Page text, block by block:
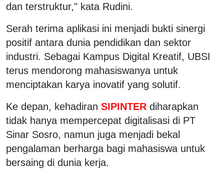
dan terstruktur," kata Rudini.
Serah terima aplikasi ini menjadi bukti sinergi
positif antara dunia pendidikan dan sektor
industri. Sebagai Kampus Digital Kreatif, UBSI
terus mendorong mahasiswanya untuk
menciptakan karya inovatif yang solutif.
Ke depan, kehadiran SIPINTER diharapkan
tidak hanya mempercepat digitalisasi di PT
Sinar Sosro, namun juga menjadi bekal
pengalaman berharga bagi mahasiswa untuk
bersaing di dunia kerja.